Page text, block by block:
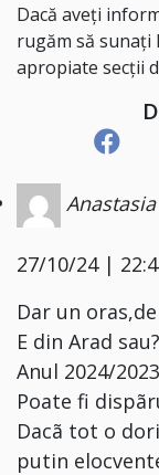
Dacă aveți
rugăm să sunați
apropiate secții
27/10/24 |
Dar un
E din Arad sau?
Anul 2024/
Poate fi
Dacã tot o
putin